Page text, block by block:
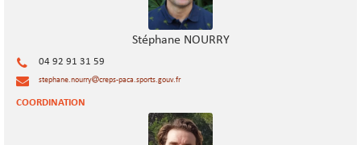
Stéphane NOURRY
04 92 91 31 59
stephane.nourry creps-paca.sports.gouv.fr
COORDINATION